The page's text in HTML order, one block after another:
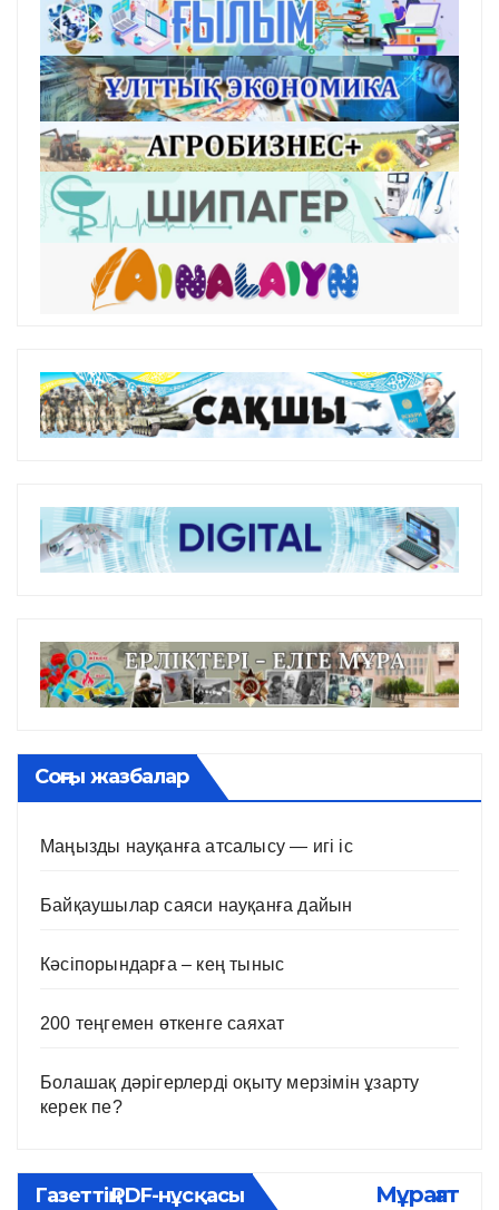
Соңғы жазбалар
Маңызды науқанға атсалысу — игі іс
Байқаушылар саяси науқанға дайын
Кәсіпорындарға – кең тыныс
200 теңгемен өткенге саяхат
Болашақ дәрігерлерді оқыту мерзімін ұзарту
керек пе?
Газеттің PDF-нұсқасы Мұрағат